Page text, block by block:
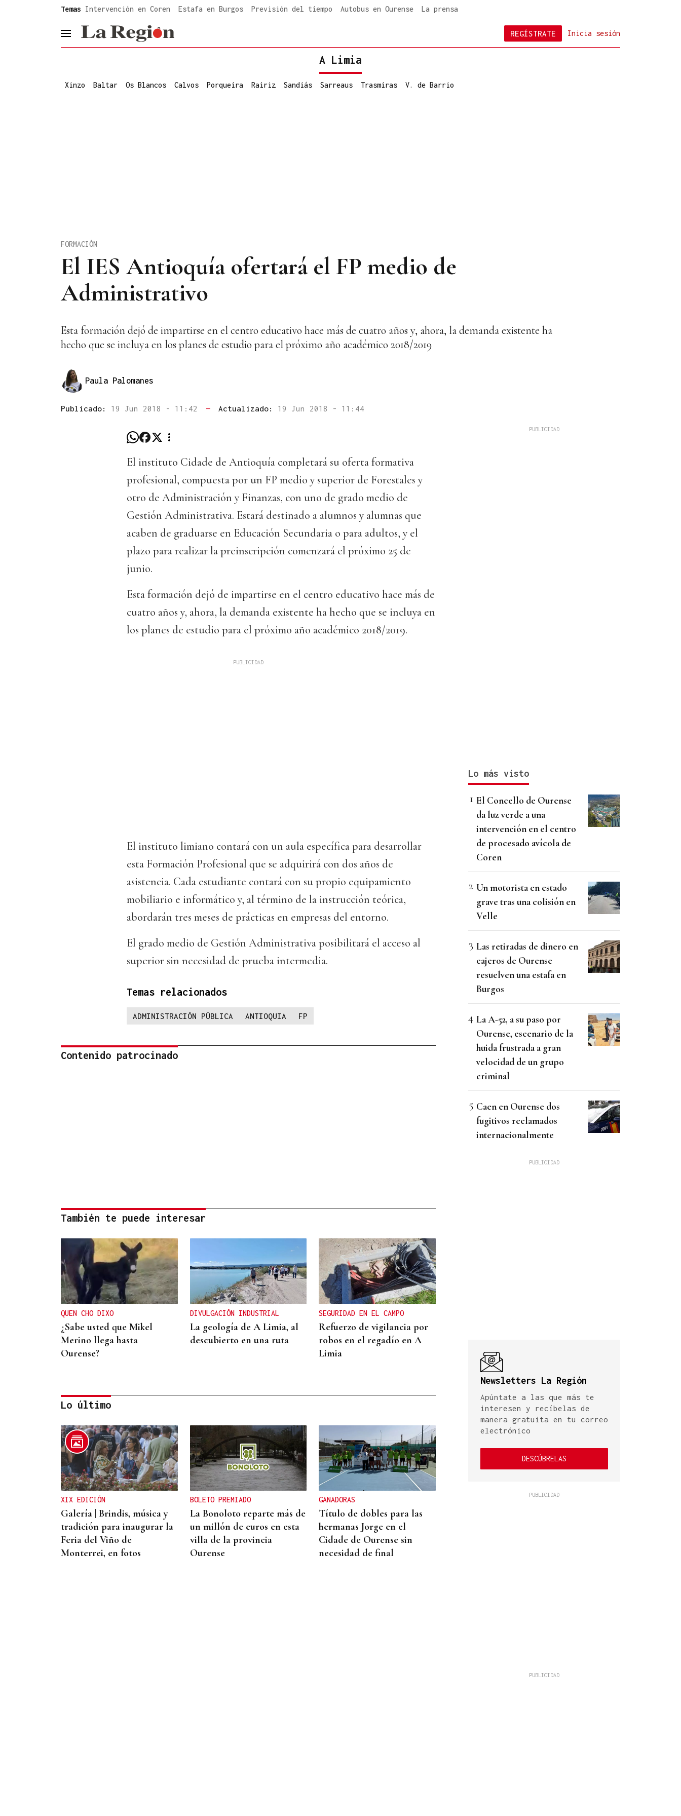
Temas Intervención en Coren Estafa en Burgos Previsión del tiempo Autobus en Ourense La prensa
header.menu.open Inicia sesión
REGÍSTRATE
A Limia
Xinzo Baltar Os Blancos Calvos Porqueira Rairiz Sandiás Sarreaus Trasmiras V. de Barrio
El IES Antioquía ofertará el FP medio de
Administrativo
FORMACIÓN
Esta formación dejó de impartirse en el centro educativo hace más de cuatro años y, ahora, la demanda existente ha
hecho que se incluya en los planes de estudio para el próximo año académico 2018/2019
Paula Palomanes
Publicado: 19 Jun 2018 - 11:42 — Actualizado: 19 Jun 2018 - 11:44
El instituto Cidade de Antioquía completará su oferta formativa
profesional, compuesta por un FP medio y superior de Forestales y
otro de Administración y Finanzas, con uno de grado medio de
Gestión Administrativa. Estará destinado a alumnos y alumnas que
acaben de graduarse en Educación Secundaria o para adultos, y el
plazo para realizar la preinscripción comenzará el próximo 25 de
junio.
Esta formación dejó de impartirse en el centro educativo hace más de
cuatro años y, ahora, la demanda existente ha hecho que se incluya en
los planes de estudio para el próximo año académico 2018/2019.
El instituto limiano contará con un aula específica para desarrollar
esta Formación Profesional que se adquirirá con dos años de
asistencia. Cada estudiante contará con su propio equipamiento
mobiliario e informático y, al término de la instrucción teórica,
abordarán tres meses de prácticas en empresas del entorno.
El grado medio de Gestión Administrativa posibilitará el acceso al
superior sin necesidad de prueba intermedia.
Temas relacionados
ADMINISTRACIÓN PÚBLICA ANTIOQUIA FP
Contenido patrocinado
También te puede interesar
QUEN CHO DIXO
¿Sabe usted que Mikel
Merino llega hasta
Ourense?
DIVULGACIÓN INDUSTRIAL
La geología de A Limia, al
descubierto en una ruta
SEGURIDAD EN EL CAMPO
Refuerzo de vigilancia por
robos en el regadío en A
Limia
CONTROL DE POBOACIÓN
A Limia, “zona cero” para o
censo das aves galegas
Lo último
XIX EDICIÓN
Galería | Brindis, música y
tradición para inaugurar la
Feria del Viño de
Monterrei, en fotos
BOLETO PREMIADO
La Bonoloto reparte más de
un millón de euros en esta
villa de la provincia
Ourense
GANADORAS
Título de dobles para las
hermanas Jorge en el
Cidade de Ourense sin
necesidad de final
Lo más visto
El Concello de Ourense
da luz verde a una
intervención en el centro
de procesado avícola de
Coren
Un motorista en estado
grave tras una colisión en
Velle
Las retiradas de dinero en
cajeros de Ourense
resuelven una estafa en
Burgos
La A-52, a su paso por
Ourense, escenario de la
huida frustrada a gran
velocidad de un grupo
criminal
Caen en Ourense dos
fugitivos reclamados
internacionalmente
Newsletters La Región
Apúntate a las que más te
interesen y recíbelas de
manera gratuita en tu correo
electrónico
DESCÚBRELAS